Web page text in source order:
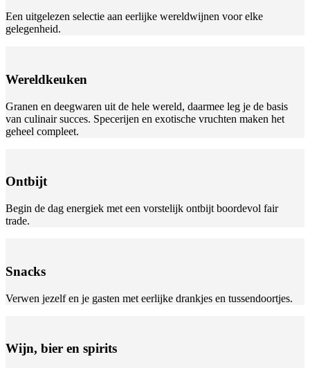
Een uitgelezen selectie aan eerlijke wereldwijnen voor elke
gelegenheid.
Wereldkeuken
Granen en deegwaren uit de hele wereld, daarmee leg je de basis
van culinair succes. Specerijen en exotische vruchten maken het
geheel compleet.
Ontbijt
Begin de dag energiek met een vorstelijk ontbijt boordevol fair
trade.
Snacks
Verwen jezelf en je gasten met eerlijke drankjes en tussendoortjes.
Wijn, bier en spirits